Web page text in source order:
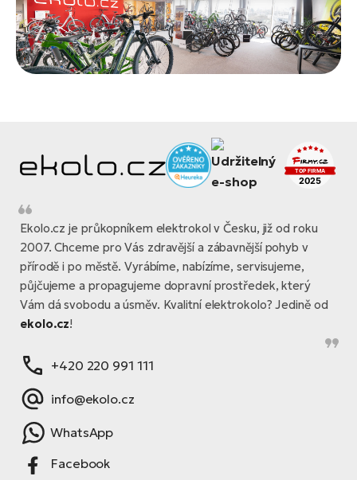
Ekolo.cz je průkopníkem elektrokol v Česku, již od roku
2007. Chceme pro Vás zdravější a zábavnější pohyb v
přírodě i po městě. Vyrábíme, nabízíme, servisujeme,
půjčujeme a propagujeme dopravní prostředek, který
Vám dá svobodu a úsměv. Kvalitní elektrokolo? Jedině od
ekolo.cz!
+420 220 991 111
info@ekolo.cz
WhatsApp
Facebook